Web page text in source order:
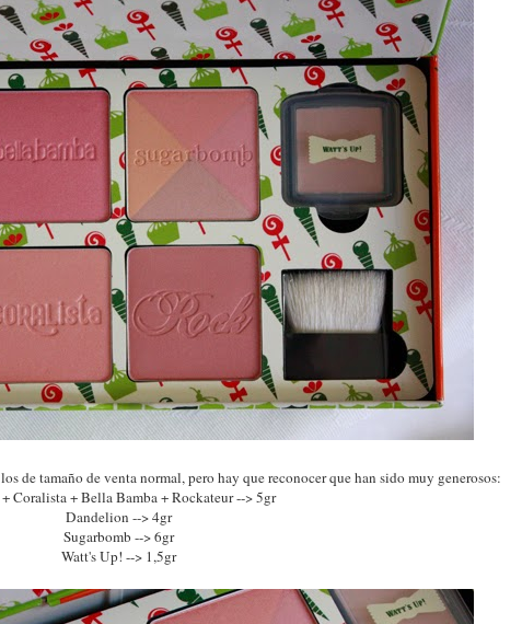
de tamaño de venta normal, pero hay que reconocer que han sido muy generosos:
Coralista + Bella Bamba + Rockateur --> 5gr
Dandelion --> 4gr
Sugarbomb --> 6gr
Watt's Up! --> 1,5gr